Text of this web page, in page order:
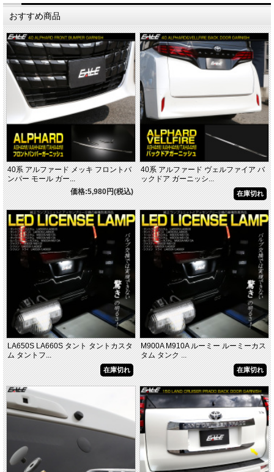
おすすめ商品
40系 アルファード メッキ フロントバ
ンパー モール ガー...
価格:5,980円(税込)
40系 アルファード ヴェルファイア バ
ックドア ガーニッシ...
在庫切れ
LA650S LA660S タント タントカスタ
ム タントフ...
在庫切れ
M900A M910A ルーミー ルーミーカス
タム タンク ...
在庫切れ